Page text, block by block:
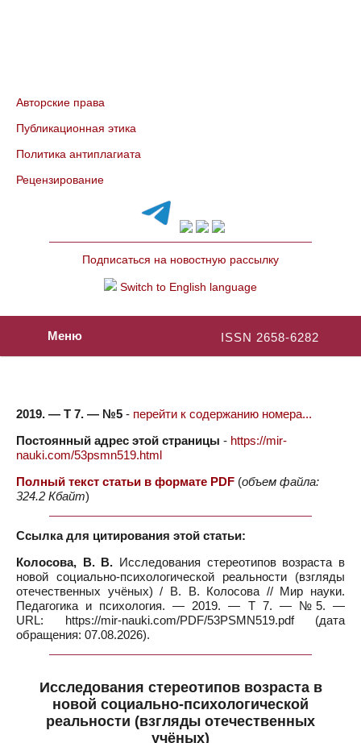
Авторские права
Публикационная этика
Политика антиплагиата
Рецензирование
Подписаться на новостную рассылку
Switch to English language
ISSN 2658-6282
Меню
2019. — Т 7. — №5 - перейти к содержанию номера...
Постоянный адрес этой страницы - https://mir-
nauki.com/53psmn519.html
Полный текст статьи в формате PDF (объем файла:
324.2 Кбайт)
Ссылка для цитирования этой статьи:
Колосова, В. В. Исследования стереотипов возраста в
новой социально-психологической реальности (взгляды
отечественных учёных) / В. В. Колосова // Мир науки.
Педагогика и психология. — 2019. — Т 7. — №5. —
URL: https://mir-nauki.com/PDF/53PSMN519.pdf (дата
обращения: 07.08.2026).
Исследования стереотипов возраста в
новой социально-психологической
реальности (взгляды отечественных
учёных)